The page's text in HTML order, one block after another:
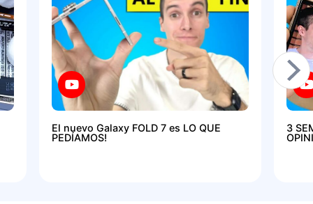
El nuevo Galaxy FOLD 7 es LO QUE
PEDÍAMOS!
3